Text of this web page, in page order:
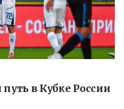
в Кубке России